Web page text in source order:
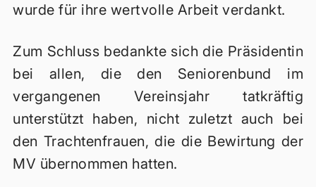
wurde für ihre wertvolle Arbeit verdankt.
Zum Schluss bedankte sich die Präsidentin
bei allen, die den Seniorenbund im
vergangenen Vereinsjahr tatkräftig
unterstützt haben, nicht zuletzt auch bei
den Trachtenfrauen, die die Bewirtung der
MV übernommen hatten.